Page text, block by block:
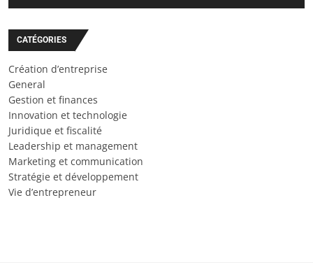
CATÉGORIES
Création d’entreprise
General
Gestion et finances
Innovation et technologie
Juridique et fiscalité
Leadership et management
Marketing et communication
Stratégie et développement
Vie d’entrepreneur